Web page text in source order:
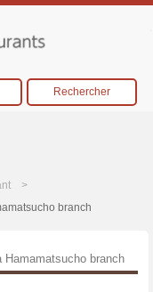
Rechercher
branch
Hamamatsucho branch